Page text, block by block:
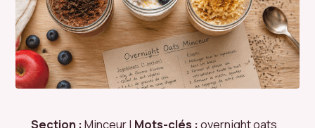
Section :Minceur | Mots-clés :overnight oats